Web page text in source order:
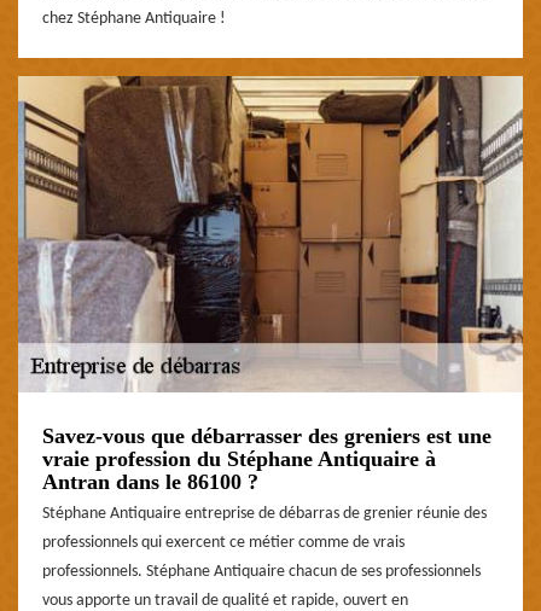
chez Stéphane Antiquaire !
Savez-vous que débarrasser des greniers est une
vraie profession du Stéphane Antiquaire à
Antran dans le 86100 ?
Stéphane Antiquaire entreprise de débarras de grenier réunie des
professionnels qui exercent ce métier comme de vrais
professionnels. Stéphane Antiquaire chacun de ses professionnels
vous apporte un travail de qualité et rapide, ouvert en